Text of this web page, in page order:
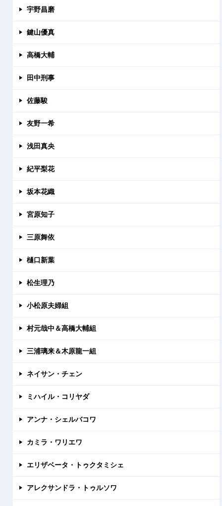
宇野昌磨
鍵山優真
高橋大輔
田中刑事
佐藤駿
友野一希
浅田真央
紀平梨花
坂本花織
宮原知子
三原舞依
樋口新葉
松生理乃
小松原夫婦組
村元哉中＆高橋大輔組
三浦璃来＆木原龍一組
ネイサン・チェン
ミハイル・コリヤダ
アンナ・シェルバコワ
カミラ・ワリエワ
エリザベータ・トゥクタミシェ
アレクサンドラ・トゥルソワ